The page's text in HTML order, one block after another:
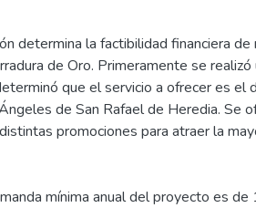
determina la factibilidad financiera de
de Oro. Primeramente se
que el servicio a ofrecer es el
de San Rafael de Heredia. Se
promociones para atraer la
mínima anual del proyecto es